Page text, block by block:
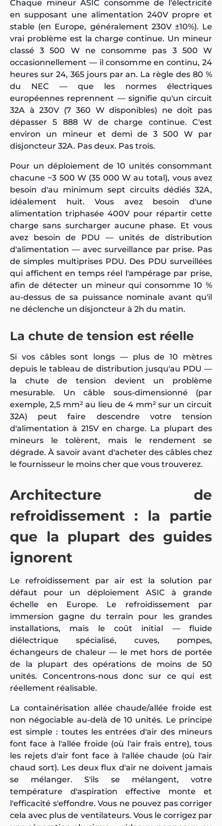
Chaque mineur ASIC consomme de l'électricité
en supposant une alimentation 240V propre et
stable (en Europe, généralement 230V ±10%). Le
vrai problème est la charge continue. Un mineur
classé 3 500 W ne consomme pas 3 500 W
occasionnellement — il consomme en continu, 24
heures sur 24, 365 jours par an. La règle des 80 %
du NEC — que les normes électriques
européennes reprennent — signifie qu'un circuit
32A à 230V (7 360 W disponibles) ne doit pas
dépasser 5 888 W de charge continue. C'est
environ un mineur et demi de 3 500 W par
disjoncteur 32A. Pas deux. Pas trois.
Pour un déploiement de 10 unités consommant
chacune ~3 500 W (35 000 W au total), vous avez
besoin d'au minimum sept circuits dédiés 32A,
idéalement huit. Vous avez besoin d'une
alimentation triphasée 400V pour répartir cette
charge sans surcharger aucune phase. Et vous
avez besoin de PDU — unités de distribution
d'alimentation — avec surveillance par prise. Pas
de simples multiprises PDU. Des PDU surveillées
qui affichent en temps réel l'ampérage par prise,
afin de détecter un mineur qui consomme 10 %
au-dessus de sa puissance nominale avant qu'il
ne déclenche un disjoncteur à 2h du matin.
La chute de tension est réelle
Si vos câbles sont longs — plus de 10 mètres
depuis le tableau de distribution jusqu'au PDU —
la chute de tension devient un problème
mesurable. Un câble sous-dimensionné (par
exemple, 2,5 mm² au lieu de 4 mm² sur un circuit
32A) peut faire descendre votre tension
d'alimentation à 215V en charge. La plupart des
mineurs le tolèrent, mais le rendement se
dégrade. À savoir avant d'acheter des câbles chez
le fournisseur le moins cher que vous trouverez.
Architecture de
refroidissement : la partie
que la plupart des guides
ignorent
Le refroidissement par air est la solution par
défaut pour un déploiement ASIC à grande
échelle en Europe. Le refroidissement par
immersion gagne du terrain pour les grandes
installations, mais le coût initial — fluide
diélectrique spécialisé, cuves, pompes,
échangeurs de chaleur — le met hors de portée
de la plupart des opérations de moins de 50
unités. Concentrons-nous donc sur ce qui est
réellement réalisable.
La containérisation allée chaude/allée froide est
non négociable au-delà de 10 unités. Le principe
est simple : toutes les entrées d'air des mineurs
font face à l'allée froide (où l'air frais entre), tous
les rejets d'air font face à l'allée chaude (où l'air
chaud sort). Les deux flux d'air ne doivent jamais
se mélanger. S'ils se mélangent, votre
température d'aspiration effective monte et
l'efficacité s'effondre. Vous ne pouvez pas corriger
cela avec plus de ventilateurs. Vous le corrigez par